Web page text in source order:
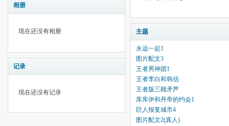
相册
现在还没有相册
记录
现在还没有记录
主题
永远一起1
图片配文3
王者男神团1
王者李白和韩信
王者版三顾矛芦
库库伊和丹帝的约会1
巨人报复城市4
图片配文2(真人)